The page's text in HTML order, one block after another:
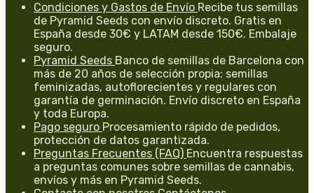
Condiciones y Gastos de Envío Recibe tus semillas
de Pyramid Seeds con envío discreto. Gratis en
España desde 30€ y LATAM desde 150€. Embalaje
seguro.
Pyramid Seeds Banco de semillas de Barcelona con
más de 20 años de selección propia: semillas
feminizadas, autoflorecientes y regulares con
garantía de germinación. Envío discreto en España
y toda Europa.
Pago seguro Procesamiento rápido de pedidos,
protección de datos garantizada.
Preguntas Frecuentes (FAQ) Encuentra respuestas
a preguntas comunes sobre semillas de cannabis,
envíos y más en Pyramid Seeds.